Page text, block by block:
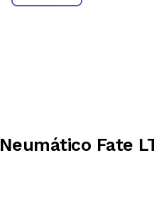
Neumático Fate